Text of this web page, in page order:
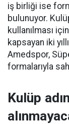
iş birliği ise
bulunuyor.
kullanılması
kapsayan iki
Amedspor,
formalarıyla
Kulüp